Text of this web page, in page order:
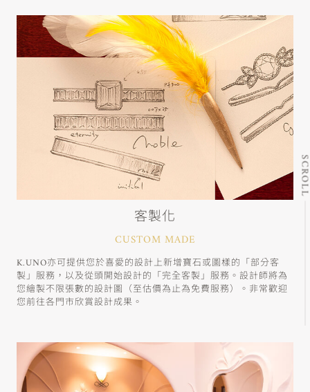
客製化
CUSTOM MADE
K.UNO亦可提供您於喜愛的設計上新增寶石或圖樣的「部分客
製」服務，以及從頭開始設計的「完全客製」服務。設計師將為
您繪製不限張數的設計圖（至估價為止為免費服務）。非常歡迎
您前往各門市欣賞設計成果。